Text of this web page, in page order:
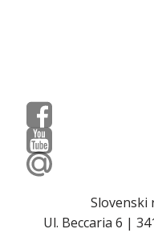
Slovenski
Ul. Beccaria 6 |